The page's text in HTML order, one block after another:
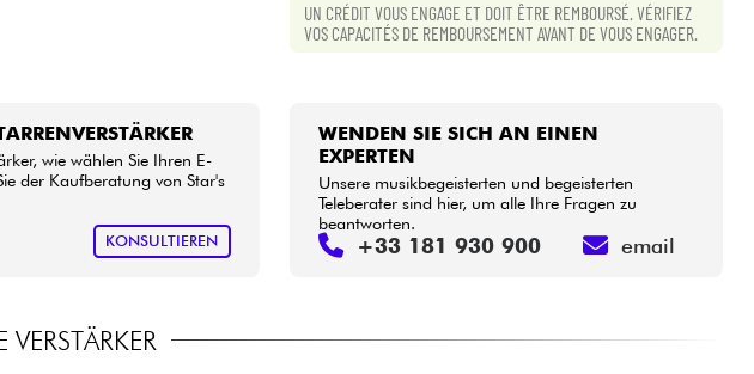
UN CRÉDIT VOUS ENGAGE ET DOIT ÊTRE REMBOURSÉ. VÉRIFIEZ
VOS CAPACITÉS DE REMBOURSEMENT AVANT DE VOUS ENGAGER.
wie wählen Sie Ihren E-
der Kaufberatung von Star's
KONSULTIEREN
WENDEN SIE SICH AN EINEN
EXPERTEN
Unsere musikbegeisterten und begeisterten
Teleberater sind hier, um alle Ihre Fragen zu
beantworten.
+33 181 930 900 email